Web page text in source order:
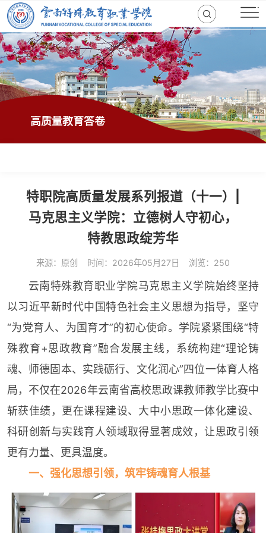
高质量教育答卷
特职院高质量发展系列报道（十一）|
马克思主义学院：立德树人守初心，
特教思政绽芳华
来源：原创 时间：2026年05月27日 浏览：250
云南特殊教育职业学院马克思主义学院始终坚持
以习近平新时代中国特色社会主义思想为指导，坚守
“为党育人、为国育才”的初心使命。学院紧紧围绕“特
殊教育+思政教育”融合发展主线，系统构建“理论铸
魂、师德固本、实践砺行、文化润心”四位一体育人格
局，不仅在2026年云南省高校思政课教师教学比赛中
斩获佳绩，更在课程建设、大中小思政一体化建设、
科研创新与实践育人领域取得显著成效，让思政引领
更有力量、更具温度。
一、强化思想引领，筑牢铸魂育人根基